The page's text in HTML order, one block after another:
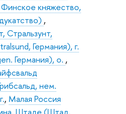
княжество,
,
Стральзунт,
Германия), г.
Германия), о. ,
нем.
, Малая Россия